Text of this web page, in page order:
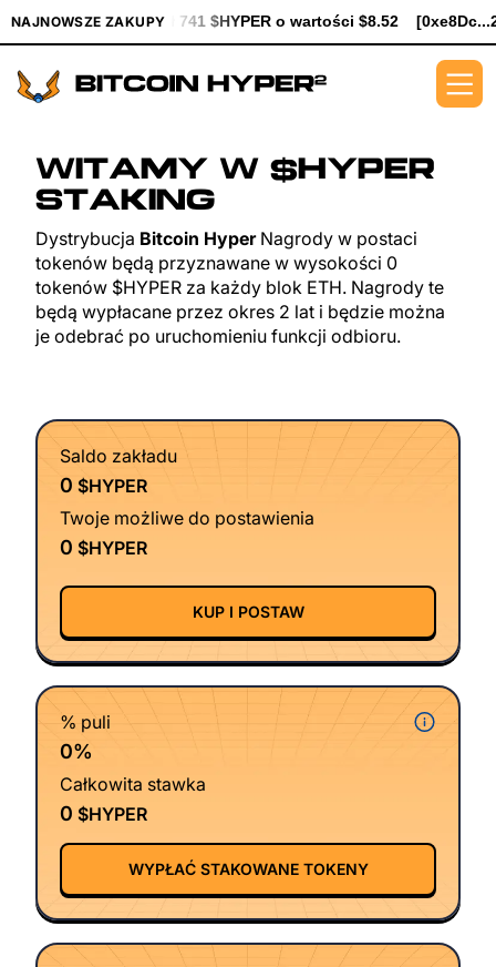
NAJNOWSZE ZAKUPY
[0xe8Dc...2239a] kupił 741 $HYPER o wartości $8.52
WITAMY W $HYPER
STAKING
Dystrybucja Bitcoin HyperNagrody w postaci
tokenów będą przyznawane w wysokości 0
tokenów $HYPER za każdy blok ETH. Nagrody te
będą wypłacane przez okres 2 lat i będzie można
je odebrać po uruchomieniu funkcji odbioru.
Saldo zakładu
0 $HYPER
Twoje możliwe do postawienia
0 $HYPER
KUP I POSTAW
% puli
0%
Całkowita stawka
0 $HYPER
WYPŁAĆ STAKOWANE TOKENY